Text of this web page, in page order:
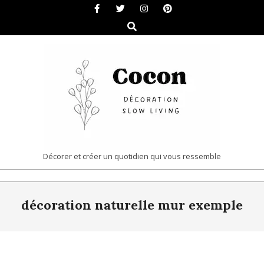
content
Search
COCON
|
DÉCORATION
Décorer et créer un quotidien qui vous ressemble
Navigationdécoration naturelle mur exemple